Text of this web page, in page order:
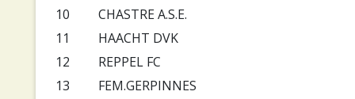
10
CHASTRE A.S.E.
11
HAACHT DVK
12
REPPEL FC
13
FEM.GERPINNES